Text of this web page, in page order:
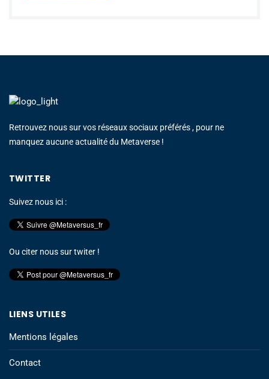
Retrouvez nous sur vos réseaux sociaux préférés , pour ne
manquez aucune actualité du Metaverse !
TWITTER
Suivez nous ici :
Ou citer nous sur twiter !
LIENS UTILES
Mentions légales
Contact